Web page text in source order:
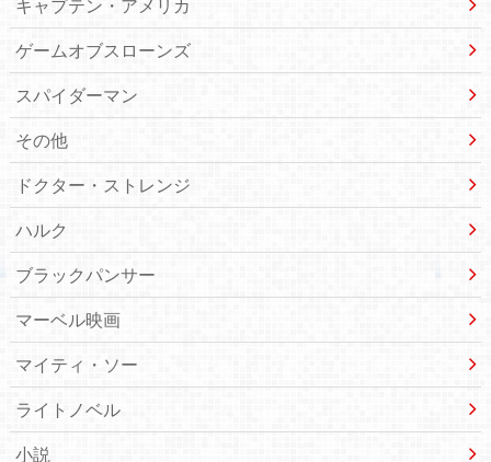
キャプテン・アメリカ
ゲームオブスローンズ
スパイダーマン
その他
ドクター・ストレンジ
ハルク
ブラックパンサー
マーベル映画
マイティ・ソー
ライトノベル
小説